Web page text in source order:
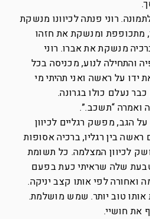
רוני פנתה לכיוונו מנשקת
מתכופפת ומנשקת את חזהו
מנשקת את אברו. רוני
והתחילה לנוע, מכניסה בכל
ידו על ראשה ואני תהיתי מי
נעלם כולו בגרונה.
ואמרה “תשכב.”.
הגב, מפשק רגליים לכיוון
בין רגליו, ברכיה אסופות
לכיוון המצלמה. כל תשומת
שלה שראיתי כעת בפעם
ואחורה לפי אותו קצב יניקה.
אותו טוב יותר. שמש מושלמת.
את חושיי.